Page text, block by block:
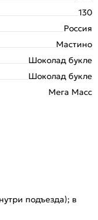
130
Россия
Мастино
Шоколад букле
Шоколад букле
Мега Масс
завод, завод
Шоколад букле
подъезда); в